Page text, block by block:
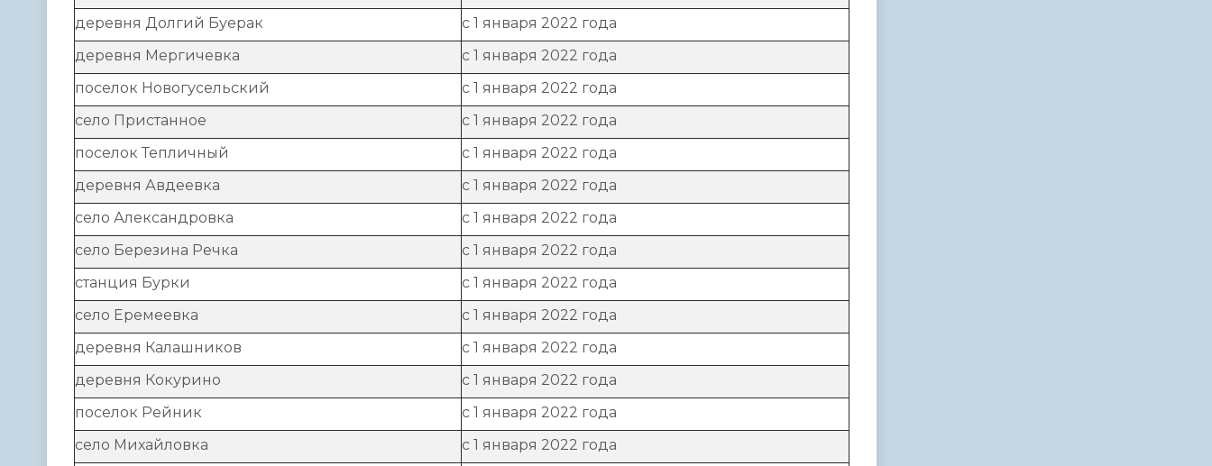
деревня Долгий Буерак
с 1 января 2022 года
деревня Мергичевка
с 1 января 2022 года
поселок Новогусельский
с 1 января 2022 года
село Пристанное
с 1 января 2022 года
поселок Тепличный
с 1 января 2022 года
деревня Авдеевка
с 1 января 2022 года
село Александровка
с 1 января 2022 года
село Березина Речка
с 1 января 2022 года
станция Бурки
с 1 января 2022 года
село Еремеевка
с 1 января 2022 года
деревня Калашников
с 1 января 2022 года
деревня Кокурино
с 1 января 2022 года
поселок Рейник
с 1 января 2022 года
село Михайловка
с 1 января 2022 года